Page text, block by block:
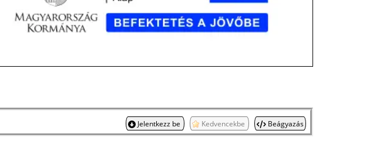
Jelentkezz be Kedvencekbe Beágyazás